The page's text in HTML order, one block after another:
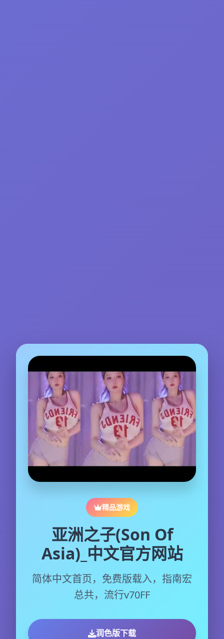
精品游戏
亚洲之子(Son Of
Asia)_中文官方网站
简体中文首页，免费版载入，指南宏
总共，流行v70FF
润色版下载